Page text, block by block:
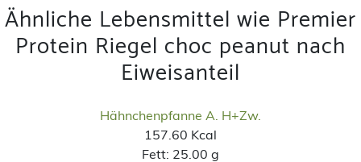
Ähnliche Lebensmittel wie Premier
Protein Riegel choc peanut nach
Eiweisanteil
Hähnchenpfanne A. H+Zw.
157.60 Kcal
Fett: 25.00 g